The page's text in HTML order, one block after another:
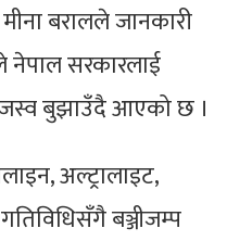
बरालले जानकारी
नेपाल सरकारलाई
बुझाउँदै आएको छ ।
अल्ट्रालाइट,
बञ्जीजम्प